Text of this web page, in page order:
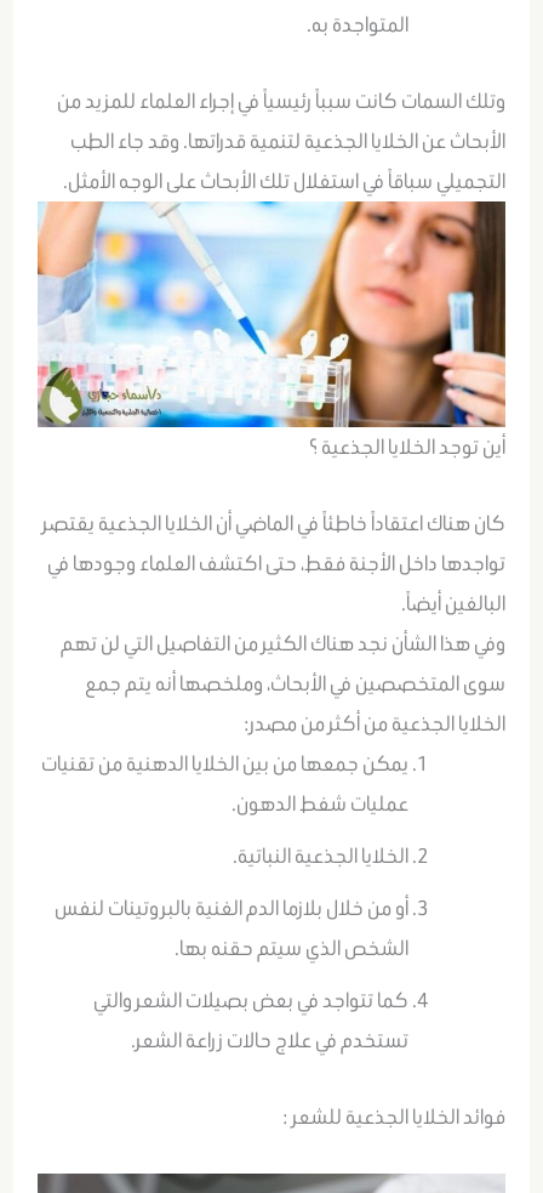
المتواجدة به.
وتلك السمات كانت سبباً رئيسياً في إجراء العلماء للمزيد من
الأبحاث عن الخلايا الجذعية لتنمية قدراتها. وقد جاء الطب
التجميلي سباقاً في استغلال تلك الأبحاث على الوجه الأمثل.
أين توجد الخلايا الجذعية ؟
كان هناك اعتقاداً خاطئاً في الماضي أن الخلايا الجذعية يقتصر
تواجدها داخل الأجنة فقط، حتى اكتشف العلماء وجودها في
البالغين أيضاً.
وفي هذا الشأن نجد هناك الكثير من التفاصيل التي لن تهم
سوى المتخصصين في الأبحاث، وملخصها أنه يتم جمع
الخلايا الجذعية من أكثر من مصدر:
يمكن جمعها من بين الخلايا الدهنية من تقنيات
عمليات شفط الدهون.
الخلايا الجذعية النباتية.
أو من خلال بلازما الدم الغنية بالبروتينات لنفس
الشخص الذي سيتم حقنه بها.
كما تتواجد في بعض بصيلات الشعر والتي
تستخدم في علاج حالات زراعة الشعر.
فوائد الخلايا الجذعية للشعر :